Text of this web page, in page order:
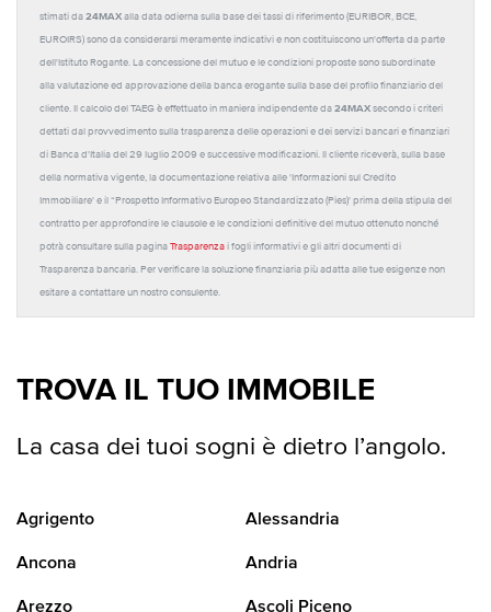
stimati da 24MAX alla data odierna sulla base dei tassi di riferimento (EURIBOR, BCE,
EUROIRS) sono da considerarsi meramente indicativi e non costituiscono un'offerta da parte
dell'Istituto Rogante. La concessione del mutuo e le condizioni proposte sono subordinate
alla valutazione ed approvazione della banca erogante sulla base del profilo finanziario del
cliente. Il calcolo del TAEG è effettuato in maniera indipendente da 24MAX secondo i criteri
dettati dal provvedimento sulla trasparenza delle operazioni e dei servizi bancari e finanziari
di Banca d'Italia del 29 luglio 2009 e successive modificazioni. Il cliente riceverà, sulla base
della normativa vigente, la documentazione relativa alle 'Informazioni sul Credito
Immobiliare' e il “Prospetto Informativo Europeo Standardizzato (Pies)' prima della stipula del
contratto per approfondire le clausole e le condizioni definitive del mutuo ottenuto nonché
potrà consultare sulla pagina Trasparenza i fogli informativi e gli altri documenti di
Trasparenza bancaria. Per verificare la soluzione finanziaria più adatta alle tue esigenze non
esitare a contattare un nostro consulente.
TROVA IL TUO IMMOBILE
La casa dei tuoi sogni è dietro l’angolo.
Agrigento Alessandria
Ancona Andria
Arezzo Ascoli Piceno